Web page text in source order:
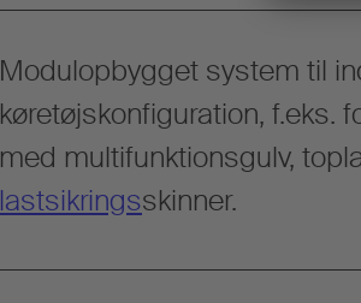
Modulopbygget system til
køretøjskonfiguration, f.eks.
med multifunktionsgulv,
lastsikringsskinner.